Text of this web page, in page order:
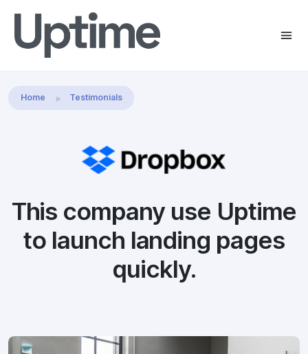
Home Testimonials
This company use Uptime
to launch landing pages
quickly.